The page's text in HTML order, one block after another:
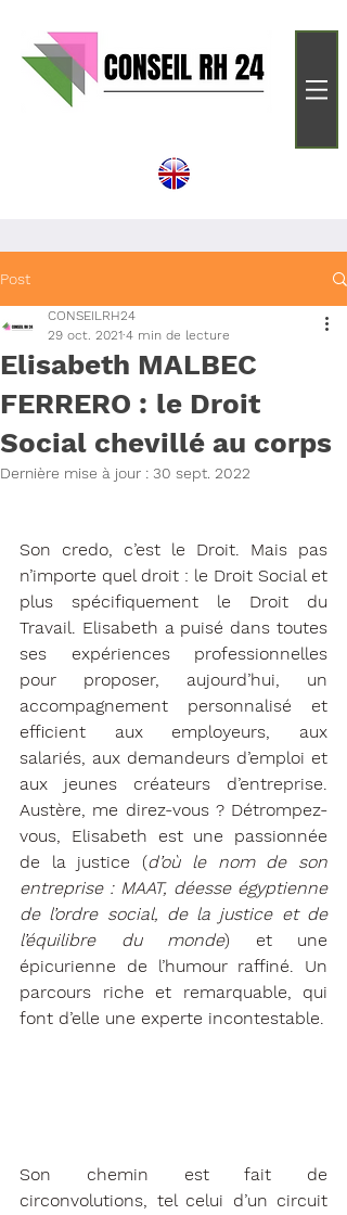
Post
Elisabeth MALBEC
FERRERO : le Droit
Social chevillé au corps
CONSEILRH24
29 oct. 2021 4 min de lecture
Dernière mise à jour : 30 sept. 2022
Son credo, c’est le Droit. Mais pas
n’importe quel droit : le Droit Social et
plus spécifiquement le Droit du
Travail. Elisabeth a puisé dans toutes
ses expériences professionnelles
pour proposer, aujourd’hui, un
accompagnement personnalisé et
efficient aux employeurs, aux
salariés, aux demandeurs d’emploi et
aux jeunes créateurs d’entreprise.
Austère, me direz-vous ? Détrompez-
vous, Elisabeth est une passionnée
de la justice (d’où le nom de son
entreprise : MAAT, déesse égyptienne
de l’ordre social, de la justice et de
l’équilibre du monde) et une
épicurienne de l’humour raffiné. Un
parcours riche et remarquable, qui
font d’elle une experte incontestable.
Son chemin est fait de
circonvolutions, tel celui d’un circuit